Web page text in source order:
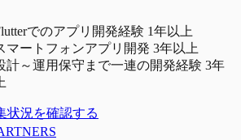
でのアプリ開発経験 1年以上
マートフォンアプリ開発 3年以上
計～運用保守まで一連の開発経験 3年
状況を確認する